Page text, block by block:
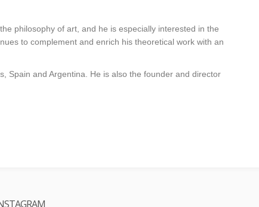
philosophy of art, and he is especially interested in the
to complement and enrich his theoretical work with an
Spain and Argentina. He is also the founder and director